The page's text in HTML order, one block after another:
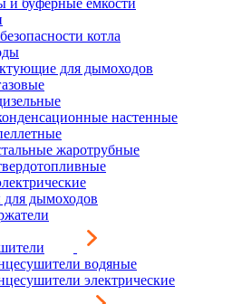
и буферные ёмкости
котла
для дымоходов
настенные
жаротрубные
дымоходов
водяные
электрические